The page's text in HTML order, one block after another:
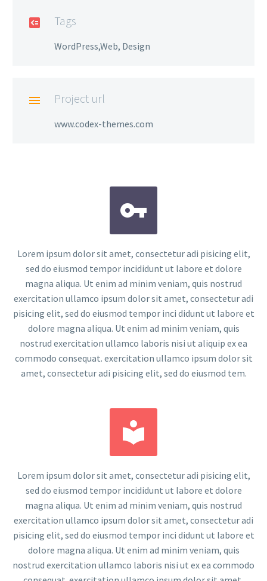
 Tags
WordPress,Web, Design
 Project url
www.codex-themes.com


Lorem ipsum dolor sit amet, consectetur adi pisicing elit,
sed do eiusmod tempor incididunt ut labore et dolore
magna aliqua. Ut enim ad minim veniam, quis nostrud
exercitation ullamco ipsum dolor sit amet, consectetur adi
pisicing elit, sed do eiusmod tempor inci didunt ut labore et
dolore magna aliqua. Ut enim ad minim veniam, quis
nostrud exercitation ullamco laboris nisi ut aliquip ex ea
commodo consequat. exercitation ullamco ipsum dolor sit
amet, consectetur adi pisicing elit, sed do eiusmod tem.


Lorem ipsum dolor sit amet, consectetur adi pisicing elit,
sed do eiusmod tempor incididunt ut labore et dolore
magna aliqua. Ut enim ad minim veniam, quis nostrud
exercitation ullamco ipsum dolor sit amet, consectetur adi
pisicing elit, sed do eiusmod tempor inci didunt ut labore et
dolore magna aliqua. Ut enim ad minim veniam, quis
nostrud exercitation ullamco laboris nisi ut ex ea commodo